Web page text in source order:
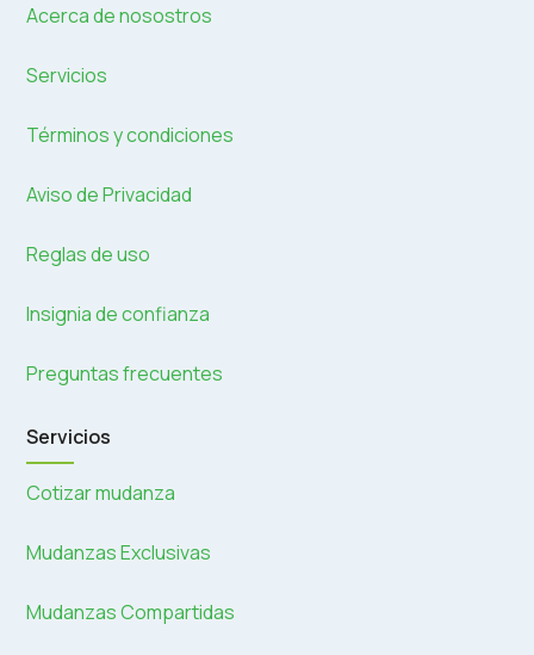
Acerca de nosostros
Servicios
Términos y condiciones
Aviso de Privacidad
Reglas de uso
Insignia de confianza
Preguntas frecuentes
Servicios
Cotizar mudanza
Mudanzas Exclusivas
Mudanzas Compartidas